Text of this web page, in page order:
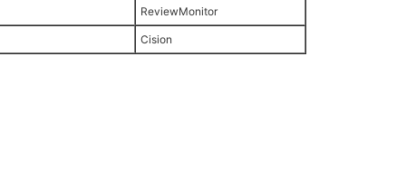
ReviewMonitor
Cision